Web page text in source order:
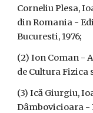
Corneliu Plesa,
din Romania -
Bucuresti, 1976;
(2) Ion Coman -
de Cultura Fizica
(3) Ică Giurgiu,
Dâmbovicioara -